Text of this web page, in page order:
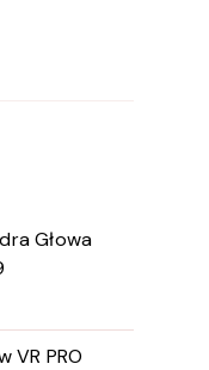
Głowa
VR PRO